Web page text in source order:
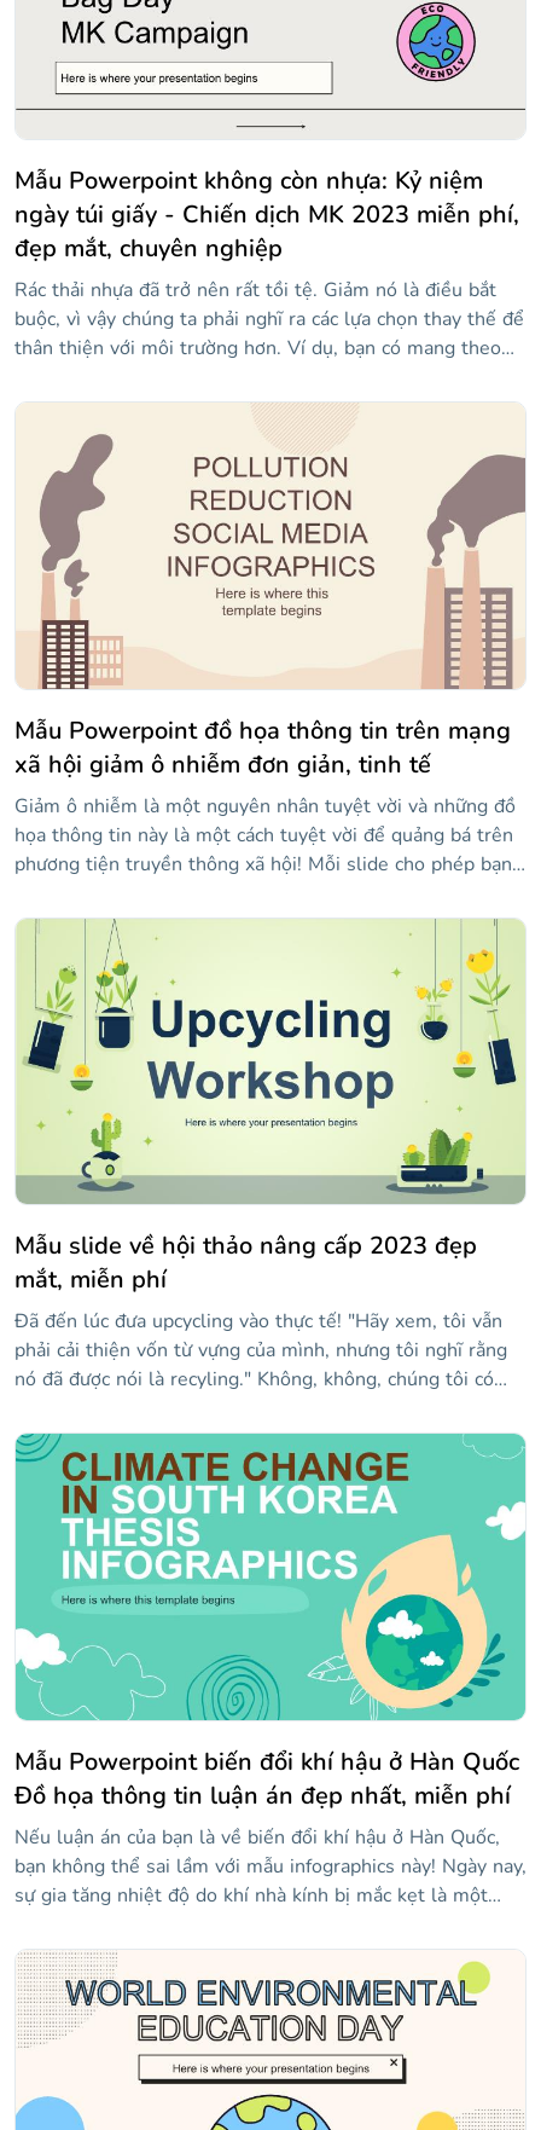
khí sạch. Học sinh của bạn chắc chắn sẽ thích mẫu này.
Mẫu Powerpoint không còn nhựa: Kỷ niệm
ngày túi giấy - Chiến dịch MK 2023 miễn phí,
đẹp mắt, chuyên nghiệp
Rác thải nhựa đã trở nên rất tồi tệ. Giảm nó là điều bắt
buộc, vì vậy chúng ta phải nghĩ ra các lựa chọn thay thế để
thân thiện với môi trường hơn. Ví dụ, bạn có mang theo
không? Tuyệt! Sau đó, hãy tham gia cùng chúng tôi trong
Ngày túi giấy và sử dụng mẫu này để kỷ niệm ngày đó!
Các tính năng chính của thiết kế slide này là việc sử dụng
các nhãn dán đầy màu sắc và một loạt các bố cục hữu ích
để giải thích một chiến dịch tiếp thị. Bạn có tham gia
không?
Mẫu Powerpoint đồ họa thông tin trên mạng
xã hội giảm ô nhiễm đơn giản, tinh tế
Giảm ô nhiễm là một nguyên nhân tuyệt vời và những đồ
họa thông tin này là một cách tuyệt vời để quảng bá trên
phương tiện truyền thông xã hội! Mỗi slide cho phép bạn
họa về ống khói, khói và con người giúp truyền tải những
nguy cơ ô nhiễm bỏ trốn. Vì vậy, hãy tùy chỉnh chúng theo
sở thích của bạn và cho những người theo dõi bạn biết
tình trạng công việc và những gì họ có thể làm để giúp
thay đổi mọi thứ tốt hơn.
Mẫu slide về hội thảo nâng cấp 2023 đẹp
mắt, miễn phí
Đã đến lúc đưa upcycling vào thực tế! "Hãy xem, tôi vẫn
phải cải thiện vốn từ vựng của mình, nhưng tôi nghĩ rằng
nó đã được nói là recyling." Không, không, chúng tôi có
dụng một cái gì đó theo cách làm tăng giá trị của đối
tượng ban đầu." Ví dụ, làm thế nào về việc làm một chiếc
đèn bằng chai thủy tinh? Đó là tái sử dụng sáng tạo! Bạn
có nhiều ý tưởng nâng cấp hơn không? Hiển thị chúng cho
thế giới với một hội thảo được trình bày với mẫu màu xanh
lá cây này. Một thiết kế thân thiện với môi trường 100%!
Mẫu Powerpoint biến đổi khí hậu ở Hàn Quốc
Đồ họa thông tin luận án đẹp nhất, miễn phí
Nếu luận án của bạn là về biến đổi khí hậu ở Hàn Quốc,
bạn không thể sai lầm với mẫu infographics này! Ngày nay,
sự gia tăng nhiệt độ do khí nhà kính bị mắc kẹt là một
nổi bật giữa đám đông, sẽ rất hữu ích khi có một bài
thuyết trình không chỉ chính xác về mặt khoa học mà còn
rất đẹp! Bạn có thể tìm thấy biểu đồ, đồ thị và mọi thứ
khác bạn cần để làm cho dữ liệu của mình dễ hiểu và trực